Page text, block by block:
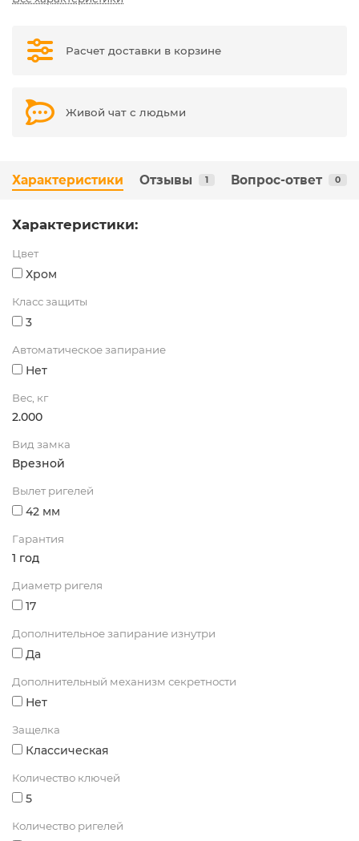
Расчет доставки в корзине
Живой чат с людьми
Характеристики Отзывы 1 Вопрос-ответ 0
Характеристики:
Цвет
Хром
Класс защиты
3
Автоматическое запирание
Нет
Вес, кг
2.000
Вид замка
Врезной
Вылет ригелей
42 мм
Гарантия
1 год
Диаметр ригеля
17
Дополнительное запирание изнутри
Да
Дополнительный механизм секретности
Нет
Защелка
Классическая
Количество ключей
5
Количество ригелей